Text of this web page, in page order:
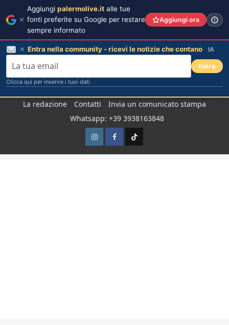
La redazione Contatti
Invia un comunicato stampa
Whatsapp: +39 3938163848
InstagramFacebook
TikTok
Aggiungi palermolive.it alle tue
fonti preferite su Google per restare
sempre informato
Aggiungi ora
Entra nella community - ricevi le notizie che contano IA
Entra
Clicca qui per inserire i tuoi dati